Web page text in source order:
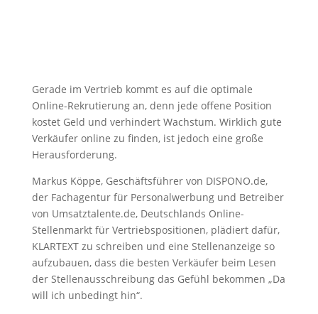
Gerade im Vertrieb kommt es auf die optimale
Online-Rekrutierung an, denn jede offene Position
kostet Geld und verhindert Wachstum. Wirklich gute
Verkäufer online zu finden, ist jedoch eine große
Herausforderung.
Markus Köppe, Geschäftsführer von DISPONO.de,
der Fachagentur für Personalwerbung und Betreiber
von Umsatztalente.de, Deutschlands Online-
Stellenmarkt für Vertriebspositionen, plädiert dafür,
KLARTEXT zu schreiben und eine Stellenanzeige so
aufzubauen, dass die besten Verkäufer beim Lesen
der Stellenausschreibung das Gefühl bekommen „Da
will ich unbedingt hin“.